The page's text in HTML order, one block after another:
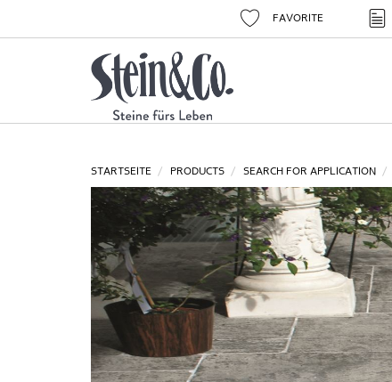
FAVORITE
STARTSEITE PRODUCTS SEARCH FOR APPLICATION